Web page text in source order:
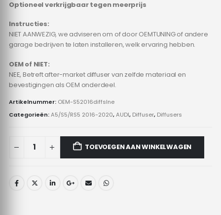
Optioneel verkrijgbaar tegen meerprijs
Instructies:
NIET AANWEZIG, we adviseren om of door OEMTUNING of andere
garage bedrijven te laten installeren, welk ervaring hebben.
OEM of NIET:
NEE, Betreft after-market diffuser van zelfde materiaal en
bevestigingen als OEM onderdeel.
Artikelnummer: OEM-S52016diffslne
Categorieën:A5/S5/RS5 2016-2020,AUDI, Diffuser, Diffusers
TOEVOEGEN AAN WINKELWAGEN